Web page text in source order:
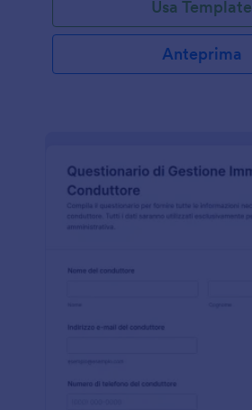
Usa Template
Anteprima